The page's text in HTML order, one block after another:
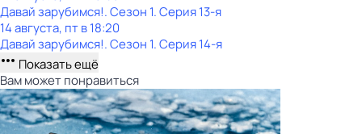
Давай зарубимся!. Сезон 1. Серия 13-я
14 августа, пт в 18:20
Давай зарубимся!. Сезон 1. Серия 14-я
Показать ещё
Вам может понравиться